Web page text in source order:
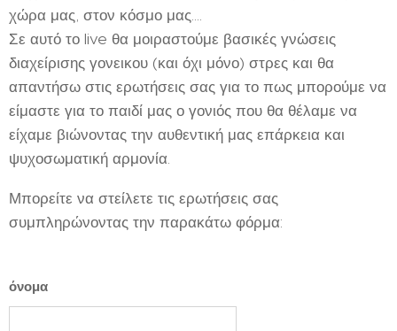
χώρα μας, στον κόσμο μας....
Σε αυτό το live θα μοιραστούμε βασικές γνώσεις
διαχείρισης γονεικου (και όχι μόνο) στρες και θα
απαντήσω στις ερωτήσεις σας για το πως μπορούμε να
είμαστε για το παιδί μας ο γονιός που θα θέλαμε να
είχαμε βιώνοντας την αυθεντική μας επάρκεια και
ψυχοσωματική αρμονία.
Μπορείτε να στείλετε τις ερωτήσεις σας
συμπληρώνοντας την παρακάτω φόρμα:
όνομα